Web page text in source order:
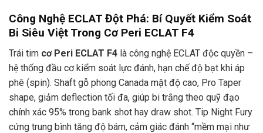
Công Nghệ ECLAT Đột Phá: Bí Quyết Kiểm Soát
Bi Siêu Việt Trong Cơ Peri ECLAT F4
Trái tim cơ Peri ECLAT F4 là công nghệ ECLAT độc quyền –
hệ thống đầu cơ kiểm soát lực đánh, hạn chế độ bạt khi áp
phê (spin). Shaft gỗ phong Canada mật độ cao, Pro Taper
shape, giảm deflection tối đa, giúp bi trắng theo quỹ đạo
chính xác 95% trong bank shot hay draw shot. Tip Night Fury
cứng trung bình tăng độ bám, cảm giác đánh “mềm mại như